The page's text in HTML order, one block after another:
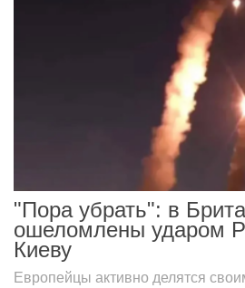
"Пора убрать": в
ошеломлены ударом
Киеву
Европейцы активно делятся